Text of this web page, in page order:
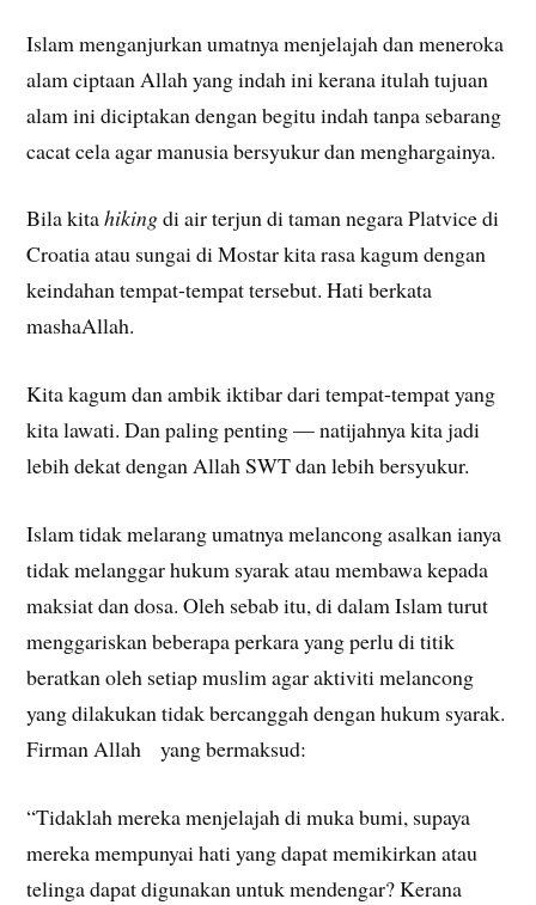
Islam menganjurkan umatnya menjelajah dan meneroka
alam ciptaan Allah yang indah ini kerana itulah tujuan
alam ini diciptakan dengan begitu indah tanpa sebarang
cacat cela agar manusia bersyukur dan menghargainya.
Bila kitahikingdi air terjun di taman negara Platvice di
Croatia atau sungai di Mostar kita rasa kagum dengan
keindahan tempat-tempat tersebut. Hati berkata
mashaAllah.
Kita kagum dan ambik iktibar dari tempat-tempat yang
kita lawati. Dan paling penting — natijahnya kita jadi
lebih dekat dengan Allah SWT dan lebih bersyukur.
Islam tidak melarang umatnya melancong asalkan ianya
tidak melanggar hukum syarak atau membawa kepada
maksiat dan dosa. Oleh sebab itu, di dalam Islam turut
menggariskan beberapa perkara yang perlu di titik
beratkan oleh setiap muslim agar aktiviti melancong
yang dilakukan tidak bercanggah dengan hukum syarak.
Firman Allah yang bermaksud:
“Tidaklah mereka menjelajah di muka bumi, supaya
mereka mempunyai hati yang dapat memikirkan atau
telinga dapat digunakan untuk mendengar? Kerana